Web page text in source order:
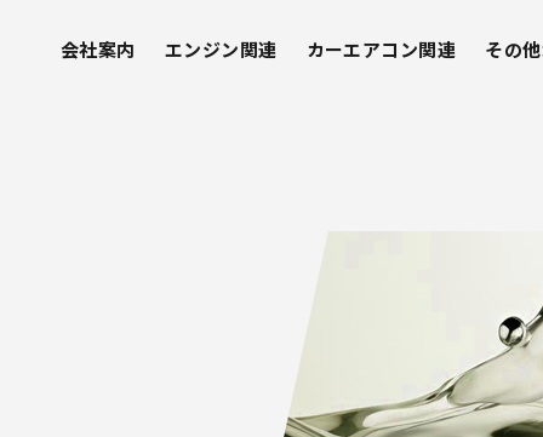
会社案内 エンジン関連 カーエアコン関連 その